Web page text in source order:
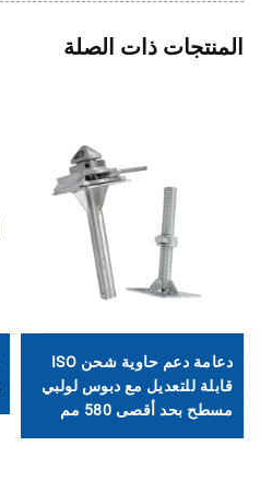
المنتجات ذات الصلة
دعامة دعم حاوية شحن ISO
قابلة للتعديل مع دبوس لولبي
مسطح بحد أقصى 580 مم